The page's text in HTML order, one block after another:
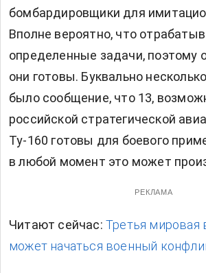
бомбардировщики для
Вполне вероятно, что
определенные задачи, поэтому
они готовы. Буквально
было сообщение, что 13,
российской стратегической
Ту-160 готовы для боевого
в любой момент это может
РЕКЛАМА
Читают сейчас: Третья мировая
может начаться военный